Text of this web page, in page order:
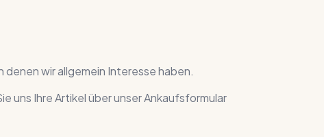
denen wir allgemein Interesse haben.
uns Ihre Artikel über unser Ankaufsformular